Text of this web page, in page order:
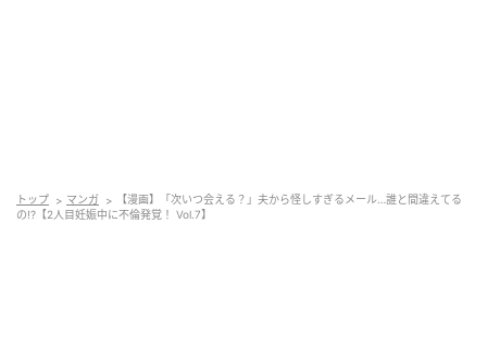
トップ マンガ
【漫画】「次いつ会える？」夫から怪しすぎるメール…誰と間違えてる
の!?【2人目妊娠中に不倫発覚！ Vol.7】